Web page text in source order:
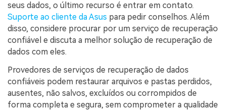
seus dados, o último recurso é entrar em contato.
Suporte ao cliente da Asus para pedir conselhos. Além
disso, considere procurar por um serviço de recuperação
confiável e discuta a melhor solução de recuperação de
dados com eles.
Provedores de serviços de recuperação de dados
confiáveis podem restaurar arquivos e pastas perdidos,
ausentes, não salvos, excluídos ou corrompidos de
forma completa e segura, sem comprometer a qualidade